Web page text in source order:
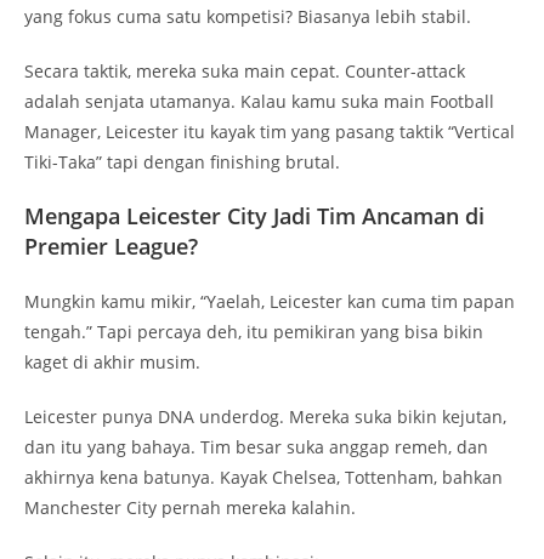
yang fokus cuma satu kompetisi? Biasanya lebih stabil.
Secara taktik, mereka suka main cepat. Counter-attack
adalah senjata utamanya. Kalau kamu suka main Football
Manager, Leicester itu kayak tim yang pasang taktik “Vertical
Tiki-Taka” tapi dengan finishing brutal.
Mengapa Leicester City Jadi Tim Ancaman di
Premier League?
Mungkin kamu mikir, “Yaelah, Leicester kan cuma tim papan
tengah.” Tapi percaya deh, itu pemikiran yang bisa bikin
kaget di akhir musim.
Leicester punya DNA underdog. Mereka suka bikin kejutan,
dan itu yang bahaya. Tim besar suka anggap remeh, dan
akhirnya kena batunya. Kayak Chelsea, Tottenham, bahkan
Manchester City pernah mereka kalahin.